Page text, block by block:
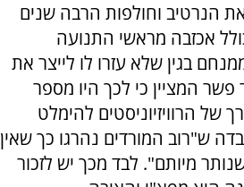
הנרטיב וחולפות הרבה שנים
אכזבה מראשי התנועה
בגין שלא עזרו לו לייצר את
המציין כי לכך היו מספר
של הרוויזיוניסטים להימלט
ש"רוב המורדים נהרגו כך שאין
מיותם". לבד מכך יש לזכור